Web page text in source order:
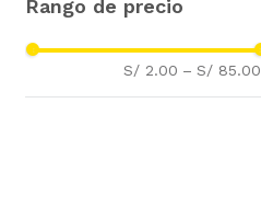
(8)
Galletas y Snack
Alimento Húmedo (2)
S/ 2.00 – S/ 85.00